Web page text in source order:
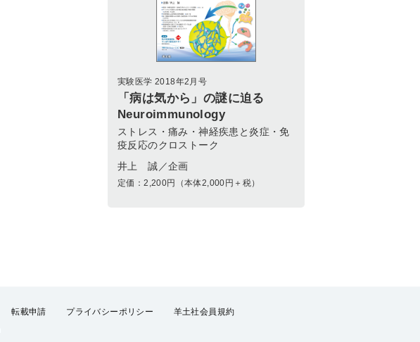
実験医学 2018年2月号
「病は気から」の謎に迫る
Neuroimmunology
ストレス・痛み・神経疾患と炎症・免
疫反応のクロストーク
井上 誠／企画
定価：2,200円（本体2,000円＋税）
転載申請 プライバシーポリシー
羊土社会員規約